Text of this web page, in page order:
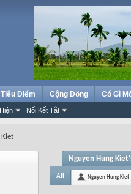
Nối Kết Tắt
Tiêu Điểm Cộng Đồng Có Gì
Kiet
Nguyen Hung
All Nguyen Hung Kiet